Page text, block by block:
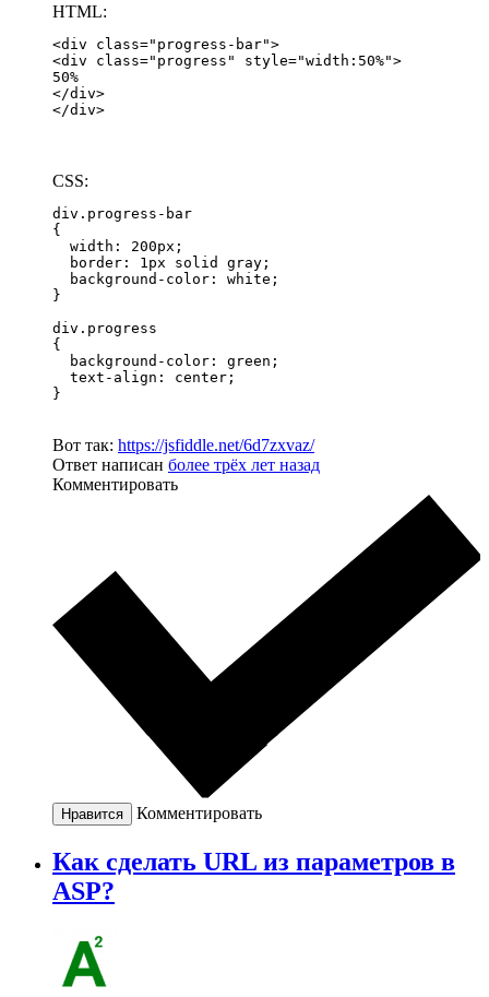
HTML:
<div class="progress-bar">
<div class="progress" style="width:50%">
50%
</div>
</div>
CSS:
div.progress-bar
{
  width: 200px;
  border: 1px solid gray;
  background-color: white;
}
div.progress
{
  background-color: green;
  text-align: center;
}
Вот так: https://jsfiddle.net/6d7zxvaz/
Ответ написан более трёх лет назад
Комментировать
Нравится Комментировать
Как сделать URL из параметров в
ASP?